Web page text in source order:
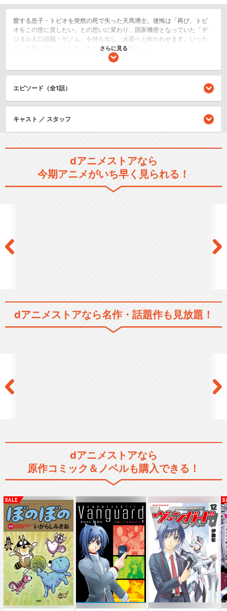
愛する息子・トビオを突然の死で失った天馬博士。後悔は「再び、トビ
オをこの世に戻したい」との思いに変わり、国家機密となっていた「デ
ジタル人口頭脳・ゲノム」を持ち出し、火星へと向かわせます。いった
い、火星に何が…そして、アトム誕生の瞬間は…
ロボット/メカ
ドラマ/青春
シリーズ／関連のアニメ作品
鉄腕アトム 青騎士の巻
ASTROBOY 鉄腕アトム
ASTROBOY 鉄腕アトム 特別
編：イワンの…
ASTROBOY 鉄腕アトム 特別
編：輝ける地…
さらに見る
エピソード（全1話）
キャスト ／ スタッフ
dアニメストアなら
今期アニメがいち早く見られる！
dアニメストアなら名作・話題作も見放題！
dアニメストアなら
原作コミック＆ノベルも購入できる！